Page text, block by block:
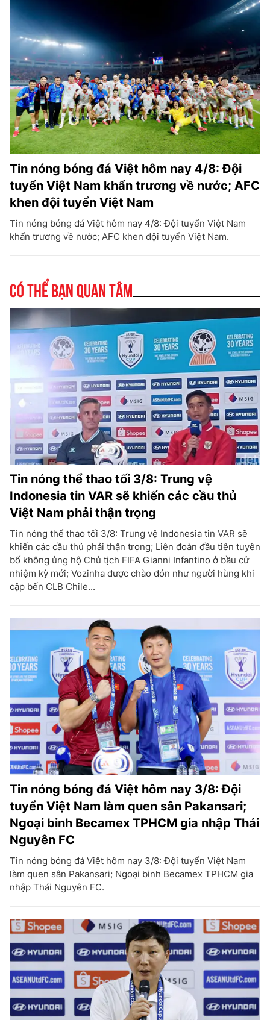
Tin nóng bóng đá Việt hôm nay 4/8: Đội
tuyển Việt Nam khẩn trương về nước; AFC
khen đội tuyển Việt Nam
Tin nóng bóng đá Việt hôm nay 4/8: Đội tuyển Việt Nam
khẩn trương về nước; AFC khen đội tuyển Việt Nam.
Có thể bạn quan tâm
Tin nóng thể thao tối 3/8: Trung vệ
Indonesia tin VAR sẽ khiến các cầu thủ
Việt Nam phải thận trọng
Tin nóng thể thao tối 3/8: Trung vệ Indonesia tin VAR sẽ
khiến các cầu thủ phải thận trọng; Liên đoàn đầu tiên tuyên
bố không ủng hộ Chủ tịch FIFA Gianni Infantino ở bầu cử
nhiệm kỳ mới; Vozinha được chào đón như người hùng khi
cập bến CLB Chile...
Tin nóng bóng đá Việt hôm nay 3/8: Đội
tuyển Việt Nam làm quen sân Pakansari;
Ngoại binh Becamex TPHCM gia nhập Thái
Nguyên FC
Tin nóng bóng đá Việt hôm nay 3/8: Đội tuyển Việt Nam
làm quen sân Pakansari; Ngoại binh Becamex TPHCM gia
nhập Thái Nguyên FC.